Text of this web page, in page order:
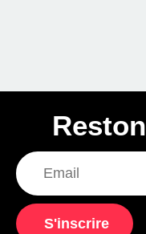
S'inscrire